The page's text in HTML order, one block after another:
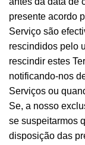
presente acordo
Serviço são
rescindidos pelo
rescindir estes
notificando-nos
Serviços ou
Se, a nosso
se suspeitarmos
disposição das